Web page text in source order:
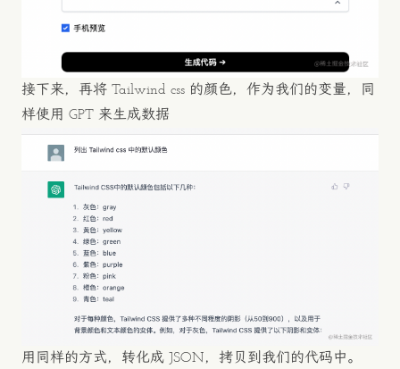
接下来，再将 Tailwind css 的颜色，作为我们的变量，同
样使用 GPT 来生成数据
用同样的方式，转化成 JSON，拷贝到我们的代码中。